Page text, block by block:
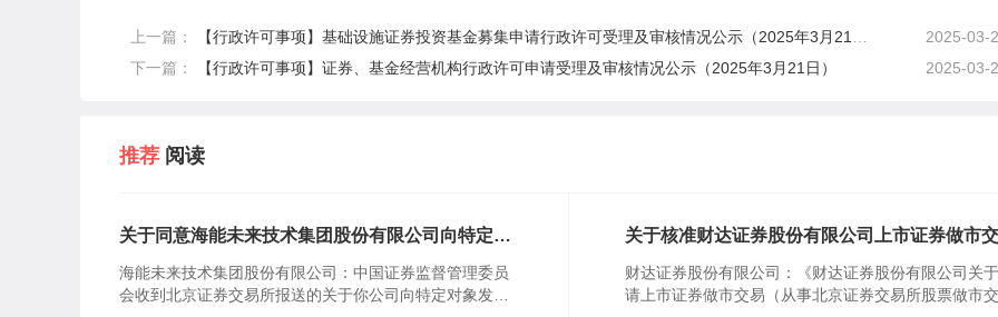
上一篇： 【行政许可事项】基础设施证券投资基金募集申请行政许可受理及审核情况公示（2025年3月21日）
2025-03-
下一篇：
【行政许可事项】证券、基金经营机构行政许可申请受理及审核情况公示（2025年3月21日） 2025-03-
推荐 阅读
关于同意海能未来技术集团股份有限公司向特定对
海能未来技术集团股份有限公司：中国证券监督管理委员
会收到北京证券交易所报送的关于你公司向特定对象发行
关于核准财达证券股份有限公司上市证券做市
财达证券股份有限公司：《财达证券股份有限公司关
请上市证券做市交易（从事北京证券交易所股票做市交